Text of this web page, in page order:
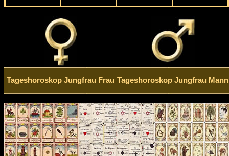
Tageshoroskop Jungfrau Frau Tageshoroskop Jungfrau Mann